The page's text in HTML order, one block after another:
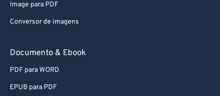
Image para PDF
Conversor de imagens
Documento & Ebook
PDF para WORD
EPUB para PDF